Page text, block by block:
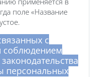
поле «Название
с
соблюдением
персональных